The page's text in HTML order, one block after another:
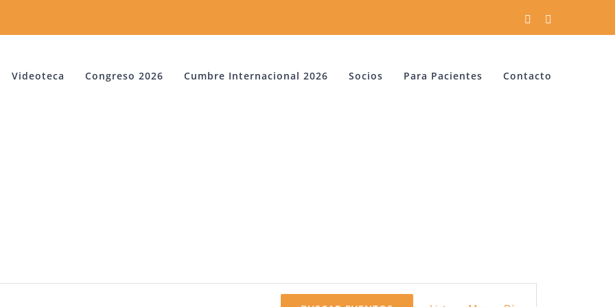
Facebook
Videoteca Congreso 2026 Cumbre Internacional 2026 Socios Para Pacientes Contacto